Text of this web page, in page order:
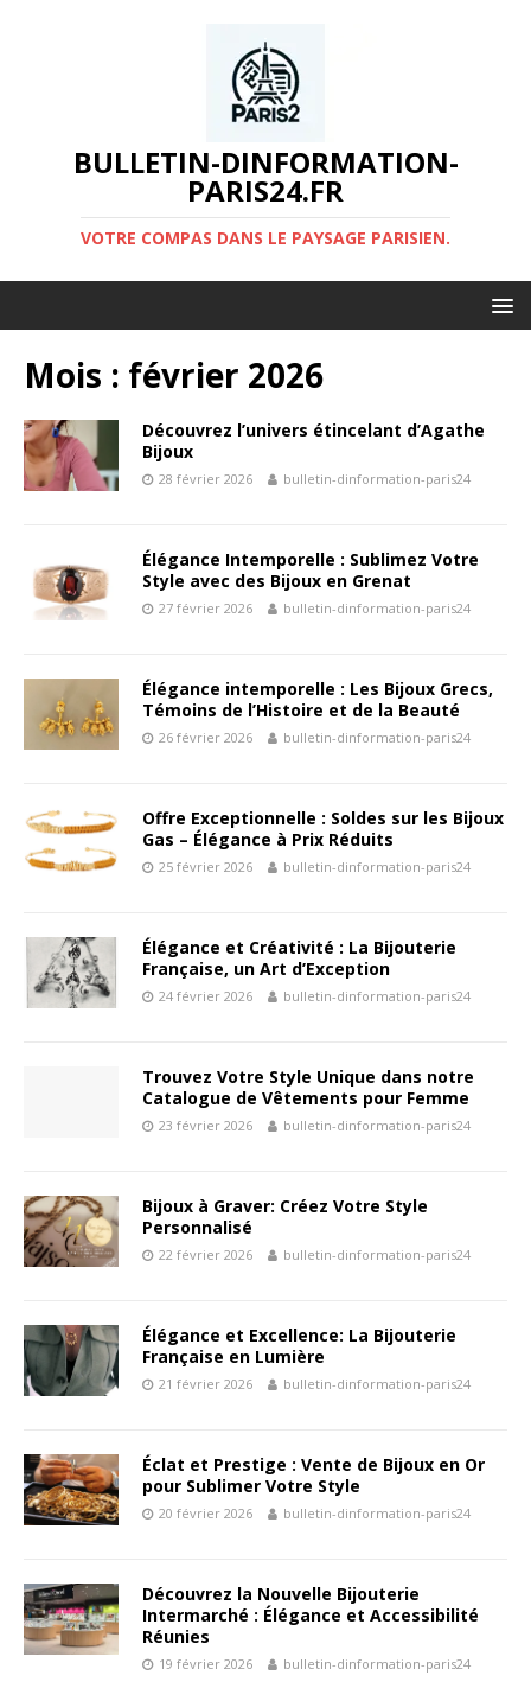
BULLETIN-DINFORMATION-
PARIS24.FR
VOTRE COMPAS DANS LE PAYSAGE PARISIEN.
Mois : février 2026
Découvrez l’univers étincelant d’Agathe
Bijoux
28 février 2026 bulletin-dinformation-paris24
Élégance Intemporelle : Sublimez Votre
Style avec des Bijoux en Grenat
27 février 2026 bulletin-dinformation-paris24
Élégance intemporelle : Les Bijoux Grecs,
Témoins de l’Histoire et de la Beauté
26 février 2026 bulletin-dinformation-paris24
Offre Exceptionnelle : Soldes sur les Bijoux
Gas – Élégance à Prix Réduits
25 février 2026 bulletin-dinformation-paris24
Élégance et Créativité : La Bijouterie
Française, un Art d’Exception
24 février 2026 bulletin-dinformation-paris24
Trouvez Votre Style Unique dans notre
Catalogue de Vêtements pour Femme
23 février 2026 bulletin-dinformation-paris24
Bijoux à Graver: Créez Votre Style
Personnalisé
22 février 2026 bulletin-dinformation-paris24
Élégance et Excellence: La Bijouterie
Française en Lumière
21 février 2026 bulletin-dinformation-paris24
Éclat et Prestige : Vente de Bijoux en Or
pour Sublimer Votre Style
20 février 2026 bulletin-dinformation-paris24
Découvrez la Nouvelle Bijouterie
Intermarché : Élégance et Accessibilité
Réunies
19 février 2026 bulletin-dinformation-paris24